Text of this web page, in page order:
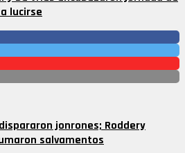
lucirse
jonrones; Roddery
salvamentos